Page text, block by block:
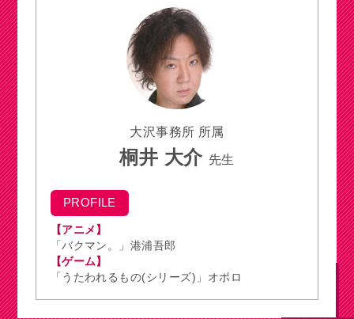
大沢事務所 所属
桐井 大介 先生
PROFILE
【アニメ】
「バクマン。」港浦吾郎
【ゲーム】
「うたわれるもの(シリーズ)」オポロ